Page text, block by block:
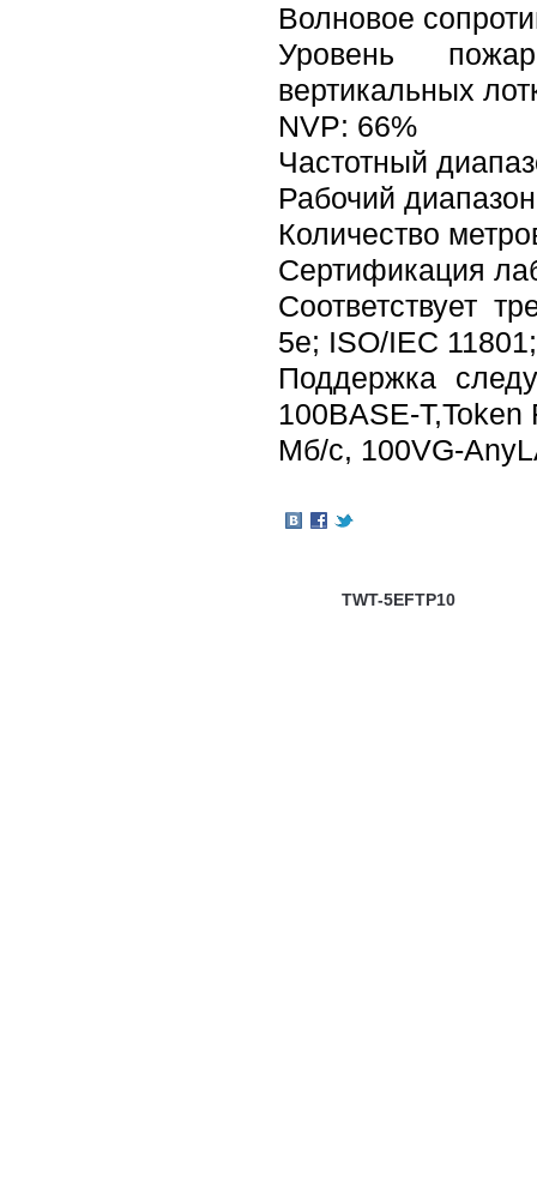
Волновое
Уровень
вертикальных
NVP: 66%
Частотный
Рабочий
Количество
Сертификация
Соответствует
5e; ISO/IEC
Поддержка
100BASE-
Мб/c, 100VG-
TWT-5EFTP10